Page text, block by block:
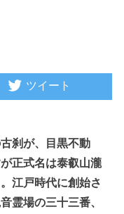
ツイート
刹が、目黒不動
正式名は泰叡山瀧
江戸時代に創始さ
霊場の三十三番、